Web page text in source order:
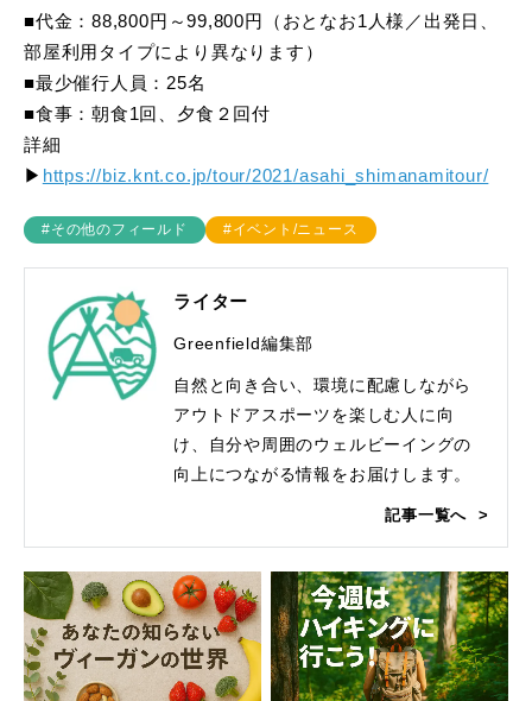
■代金：88,800円～99,800円（おとなお1人様／出発日、
部屋利用タイプにより異なります）
■最少催行人員：25名
■食事：朝食1回、夕食２回付
詳細
▶ https://biz.knt.co.jp/tour/2021/asahi_shimanamitour/
#その他のフィールド #イベント/ニュース
ライター
Greenfield編集部
自然と向き合い、環境に配慮しながら
アウトドアスポーツを楽しむ人に向
け、自分や周囲のウェルビーイングの
向上につながる情報をお届けします。
記事一覧へ